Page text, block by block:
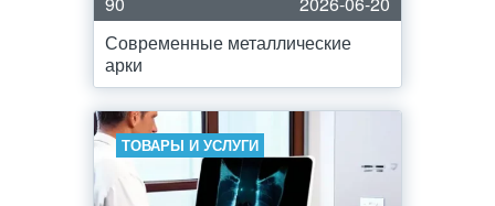
Современные металлические
арки
ТОВАРЫ И УСЛУГИ